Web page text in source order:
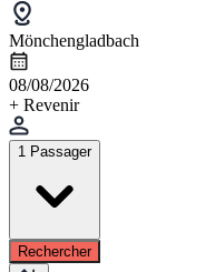
Mönchengladbach
08/08/2026
+ Revenir
1 Passager
Rechercher